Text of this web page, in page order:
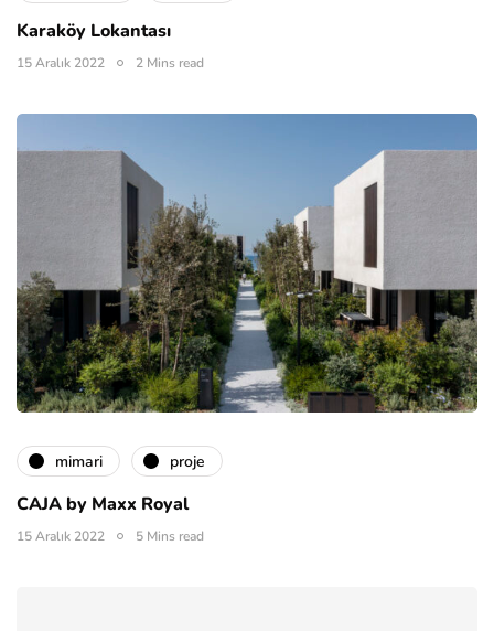
Karaköy Lokantası
15 Aralık 2022 2 Mins read
mimari proje
CAJA by Maxx Royal
15 Aralık 2022 5 Mins read